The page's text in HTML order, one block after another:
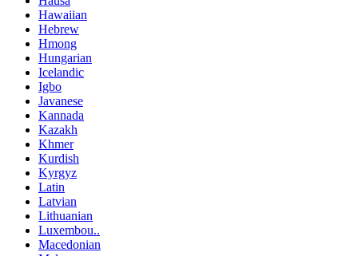
Hawaiian
Hebrew
Hmong
Hungarian
Icelandic
Igbo
Javanese
Kannada
Kazakh
Khmer
Kurdish
Kyrgyz
Latin
Latvian
Lithuanian
Luxembou..
Macedonian